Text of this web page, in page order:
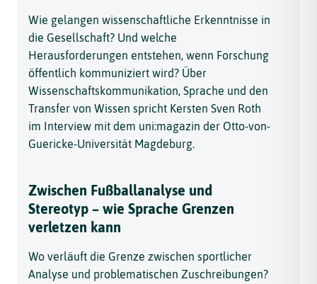
Wie gelangen wissenschaftliche Erkenntnisse in
die Gesellschaft? Und welche
Herausforderungen entstehen, wenn Forschung
öffentlich kommuniziert wird? Über
Wissenschaftskommunikation, Sprache und den
Transfer von Wissen spricht Kersten Sven Roth
im Interview mit dem uni:magazin der Otto-von-
Guericke-Universität Magdeburg.
Zwischen Fußballanalyse und
Stereotyp – wie Sprache Grenzen
verletzen kann
Wo verläuft die Grenze zwischen sportlicher
Analyse und problematischen Zuschreibungen?